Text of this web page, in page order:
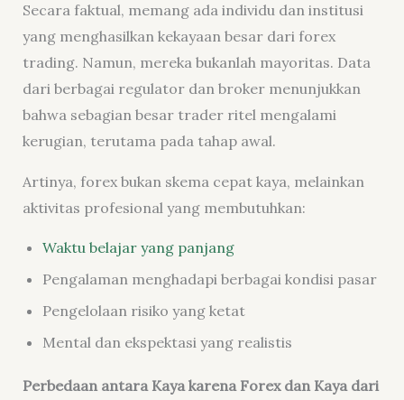
Secara faktual, memang ada individu dan institusi
yang menghasilkan kekayaan besar dari forex
trading. Namun, mereka bukanlah mayoritas. Data
dari berbagai regulator dan broker menunjukkan
bahwa sebagian besar trader ritel mengalami
kerugian, terutama pada tahap awal.
Artinya, forex bukan skema cepat kaya, melainkan
aktivitas profesional yang membutuhkan:
Waktu belajar yang panjang
Pengalaman menghadapi berbagai kondisi pasar
Pengelolaan risiko yang ketat
Mental dan ekspektasi yang realistis
Perbedaan antara Kaya karena Forex dan Kaya dari